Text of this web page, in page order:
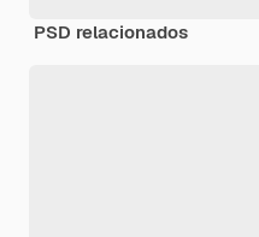
PSD relacionados